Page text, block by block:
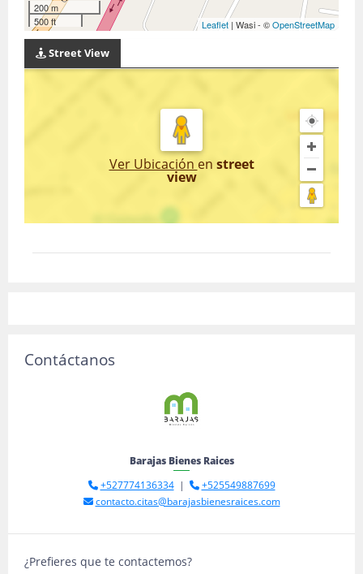
200 m
500 ft
Leaflet | Wasi - ©OpenStreetMap
Street View
Ver Ubicación en street
view
Contáctanos
Barajas Bienes Raices
+527774136334|
+525549887699
contacto.citas@barajasbienesraices.com
¿Prefieres que te contactemos?